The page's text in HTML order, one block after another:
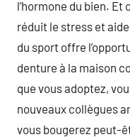
l’hormone du bien. Et
réduit le stress et
du sport offre
denture à la maison
que vous adoptez,
nouveaux collègues
vous bougerez peut-